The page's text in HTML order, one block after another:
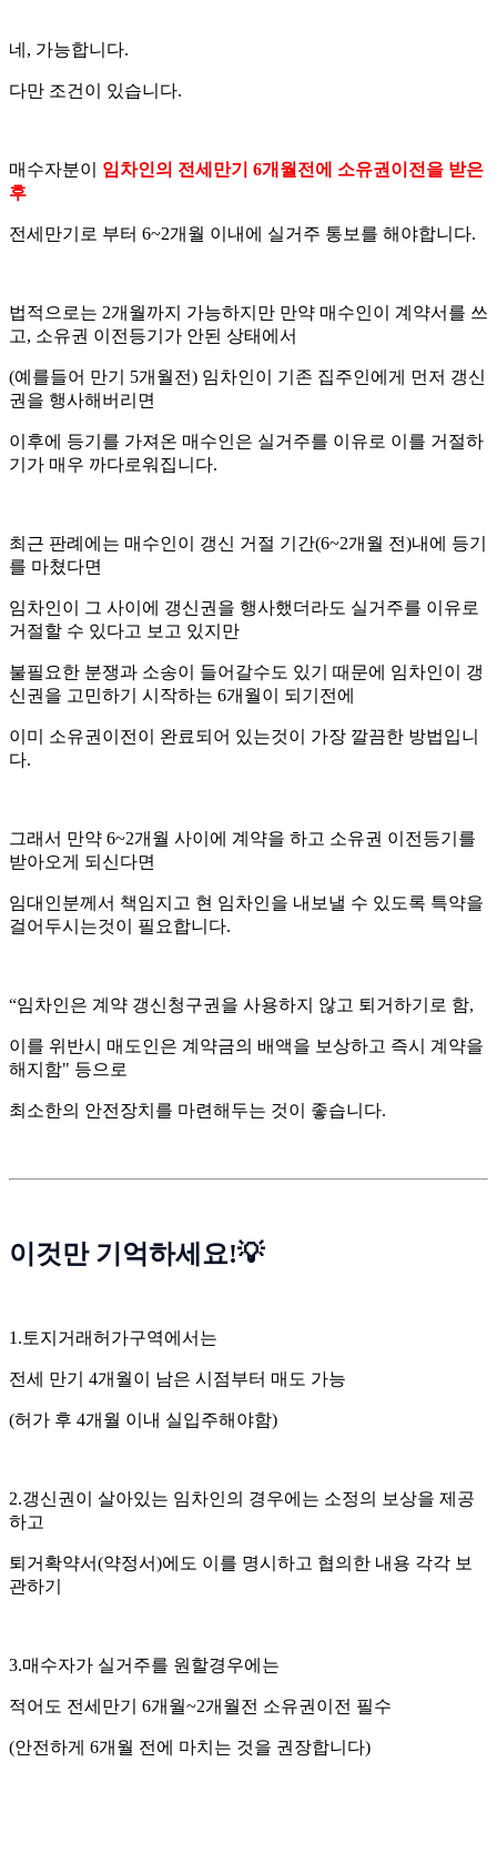
네, 가능합니다.
다만 조건이 있습니다.
매수자분이 임차인의 전세만기 6개월전에 소유권이전을 받은
후
전세만기로 부터 6~2개월 이내에 실거주 통보를 해야합니다.
법적으로는 2개월까지 가능하지만 만약 매수인이 계약서를 쓰
고, 소유권 이전등기가 안된 상태에서
(예를들어 만기 5개월전) 임차인이 기존 집주인에게 먼저 갱신
권을 행사해버리면
이후에 등기를 가져온 매수인은 실거주를 이유로 이를 거절하
기가 매우 까다로워집니다.
최근 판례에는 매수인이 갱신 거절 기간(6~2개월 전)내에 등기
를 마쳤다면
임차인이 그 사이에 갱신권을 행사했더라도 실거주를 이유로
거절할 수 있다고 보고 있지만
불필요한 분쟁과 소송이 들어갈수도 있기 때문에 임차인이 갱
신권을 고민하기 시작하는 6개월이 되기전에
이미 소유권이전이 완료되어 있는것이 가장 깔끔한 방법입니
다.
그래서 만약 6~2개월 사이에 계약을 하고 소유권 이전등기를
받아오게 되신다면
임대인분께서 책임지고 현 임차인을 내보낼 수 있도록 특약을
걸어두시는것이 필요합니다.
“임차인은 계약 갱신청구권을 사용하지 않고 퇴거하기로 함,
이를 위반시 매도인은 계약금의 배액을 보상하고 즉시 계약을
해지함" 등으로
최소한의 안전장치를 마련해두는 것이 좋습니다.
이것만 기억하세요!💡
1.토지거래허가구역에서는
전세 만기 4개월이 남은 시점부터 매도 가능
(허가 후 4개월 이내 실입주해야함)
2.갱신권이 살아있는 임차인의 경우에는 소정의 보상을 제공
하고
퇴거확약서(약정서)에도 이를 명시하고 협의한 내용 각각 보
관하기
3.매수자가 실거주를 원할경우에는
적어도 전세만기 6개월~2개월전 소유권이전 필수
(안전하게 6개월 전에 마치는 것을 권장합니다)